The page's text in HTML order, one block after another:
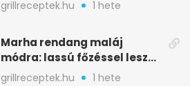
grillreceptek.hu 1 hete
Marha rendang maláj
módra: lassú főzéssel lesz
igazán szaftos
grillreceptek.hu 1 hete